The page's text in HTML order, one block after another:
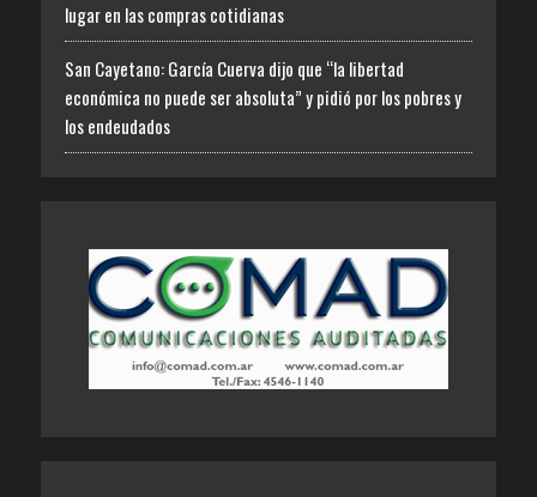
lugar en las compras cotidianas
San Cayetano: García Cuerva dijo que “la libertad
económica no puede ser absoluta” y pidió por los pobres y
los endeudados